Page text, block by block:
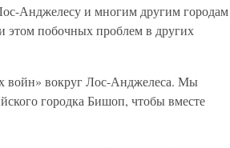
Анджелесу и многим другим городам
этом побочных проблем в других
войн» вокруг Лос-Анджелеса. Мы
городка Бишоп, чтобы вместе